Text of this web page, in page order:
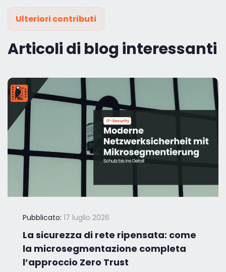
Ulteriori contributi
Articoli di blog interessanti
Pubblicato: 17 luglio 2026
La sicurezza di rete ripensata: come
la microsegmentazione completa
l’approccio Zero Trust